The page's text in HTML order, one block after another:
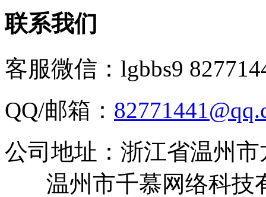
联系我们
客服微信：lgbbs9
QQ/邮箱：
公司地址：浙江省温州
温州市千慕网络科技